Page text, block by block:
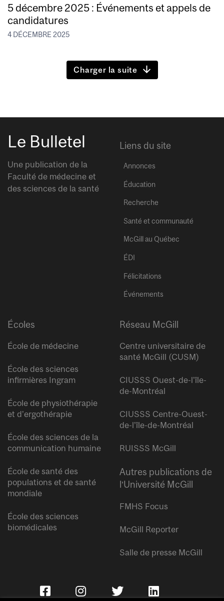
5 décembre 2025 : Événements et appels de
candidatures
4 DÉCEMBRE 2025
Charger la suite
Le Bulletel
Une publication de la
Faculté de médecine et
des sciences de la santé
Liens du site
Annonces
Éducation
Recherche
Santé et communauté
McGill au Québec
ÉDI
Félicitations
Événements
Écoles
École de médecine
École des sciences
infirmières Ingram
École de physiothérapie
et d’ergothérapie
École des sciences de la
communication humaine
École de santé des
populations et de santé
mondiale
École des sciences
biomédicales
Réseau McGill
Centre universitaire de
santé McGill (CUSM)
CIUSSS Ouest-de-l’île-
de-Montréal
CIUSSS Centre-Ouest-
de-l’île-de-Montréal
RUISSS McGill
Autres publications de
l’Université McGill
FMHS Focus
McGill Reporter
Salle de presse McGill